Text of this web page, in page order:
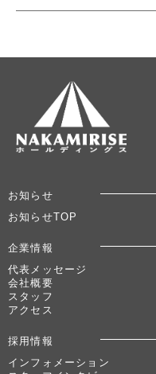
お知らせ
お知らせTOP
企業情報
代表メッセージ
会社概要
スタッフ
アクセス
採用情報
インフォメーション